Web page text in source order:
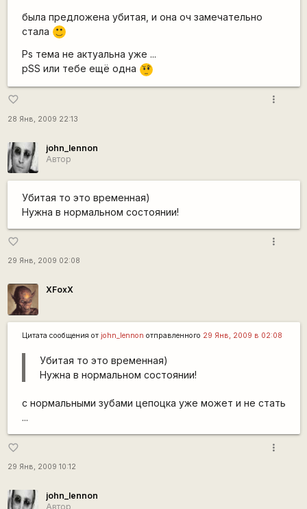
была предложена убитая, и она оч замечательно
стала
:)
Ps тема не актуальна уже ...
pSS или тебе ещё одна ???
favorite_border
28 Янв, 2009 22:13
more_vert
john_lennon
Автор
Убитая то это временная)
Нужна в нормальном состоянии!
favorite_border
29 Янв, 2009 02:08
more_vert
XFoxX
Цитата сообщения от john_lennon отправленного 29 Янв, 2009 в 02:08
Убитая то это временная)
Нужна в нормальном состоянии!
с нормальными зубами цепоцка уже может и не стать
...
favorite_border
29 Янв, 2009 10:12
more_vert
john_lennon
Автор